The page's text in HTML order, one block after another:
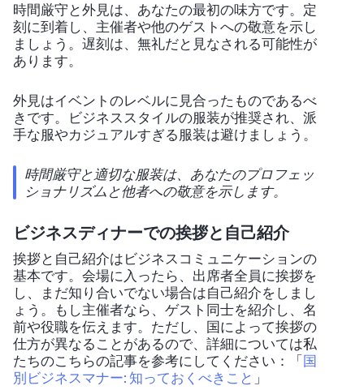
時間厳守と外見は、あなたの最初の味方です。定
刻に到着し、主催者や他のゲストへの敬意を示し
ましょう。遅刻は、無礼だと見なされる可能性が
あります。
外見はイベントのレベルに見合ったものであるべ
きです。ビジネススタイルの服装が推奨され、派
手な服やカジュアルすぎる服装は避けましょう。
時間厳守と適切な服装は、あなたのプロフェッ
ショナリズムと他者への敬意を示します。
ビジネスディナーでの挨拶と自己紹介
挨拶と自己紹介はビジネスコミュニケーションの
基本です。会場に入ったら、出席者全員に挨拶を
し、まだ知り合いでない場合は自己紹介をしまし
ょう。もし主催者なら、ゲスト同士を紹介し、名
前や役職を伝えます。ただし、国によって挨拶の
仕方が異なることがあるので、詳細については私
たちのこちらの記事を参考にしてください：「国
別ビジネスマナー: 知っておくべきこと 」